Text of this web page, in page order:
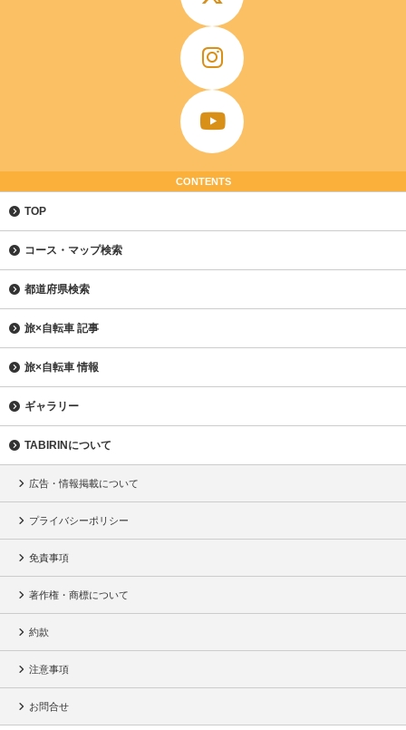
CONTENTS
TOP
コース・マップ検索
都道府県検索
旅×自転車 記事
旅×自転車 情報
ギャラリー
TABIRINについて
広告・情報掲載について
プライバシーポリシー
免責事項
著作権・商標について
約款
注意事項
お問合せ